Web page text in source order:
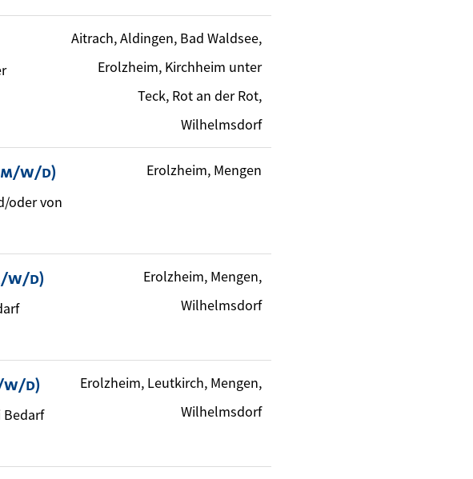
Aitrach, Aldingen, Bad Waldsee,
Erolzheim, Kirchheim unter
Teck, Rot an der Rot,
Wilhelmsdorf
w/d)
oder von
Erolzheim, Mengen
w/d)
Erolzheim, Mengen,
Wilhelmsdorf
w/d)
Bedarf
Erolzheim, Leutkirch, Mengen,
Wilhelmsdorf